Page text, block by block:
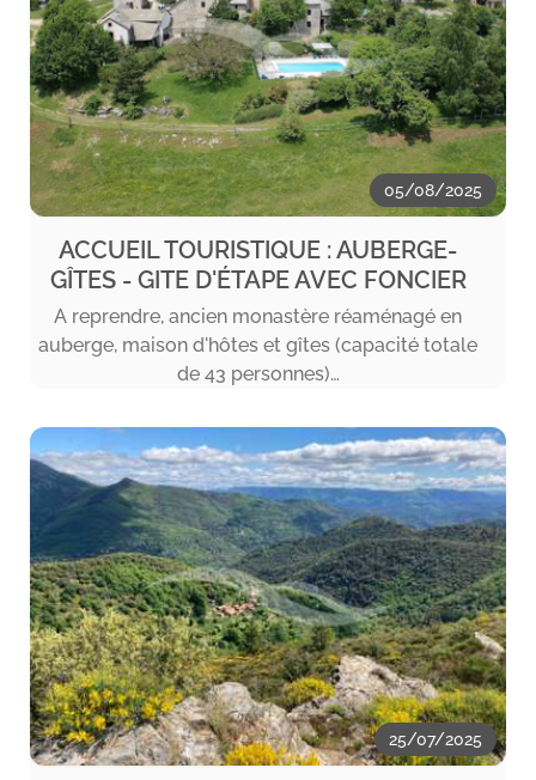
05/08/2025
ACCUEIL TOURISTIQUE : AUBERGE-
GÎTES - GITE D'ÉTAPE AVEC FONCIER
A reprendre, ancien monastère réaménagé en
auberge, maison d'hôtes et gîtes (capacité totale
de 43 personnes)…
25/07/2025